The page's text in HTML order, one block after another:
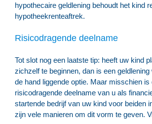
hypothecaire geldlening behoudt het kind
hypotheekrenteaftrek.
Risicodragende deelname
Tot slot nog een laatste tip: heeft uw kind
zichzelf te beginnen, dan is een
de hand liggende optie. Maar misschien is
risicodragende deelname van u als
startende bedrijf van uw kind voor beiden
zijn vele manieren om dit vorm te geven.